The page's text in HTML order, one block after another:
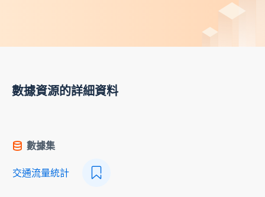
數據資源的詳細資料
數據集
交通流量統計